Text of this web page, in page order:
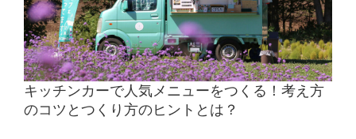
キッチンカーで人気メニューをつくる！考え方
のコツとつくり方のヒントとは？